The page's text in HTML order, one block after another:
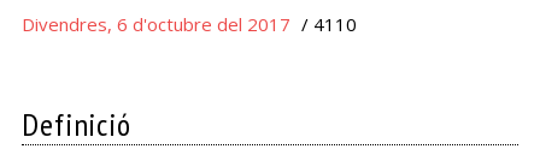
Divendres, 6 d'octubre del 2017 / 4110
Definició